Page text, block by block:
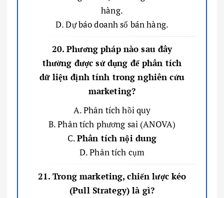
hàng.
D. Dự báo doanh số bán hàng.
20. Phương pháp nào sau đây
thường được sử dụng để phân tích
dữ liệu định tính trong nghiên cứu
marketing?
A. Phân tích hồi quy
B. Phân tích phương sai (ANOVA)
C.Phân tích nội dung
D. Phân tích cụm
21. Trong marketing, chiến lược kéo
(Pull Strategy) là gì?